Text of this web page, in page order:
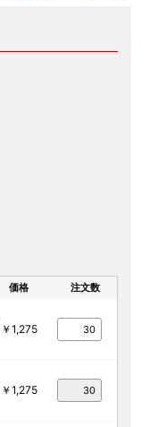
価格 注文数
￥1,275
￥1,275